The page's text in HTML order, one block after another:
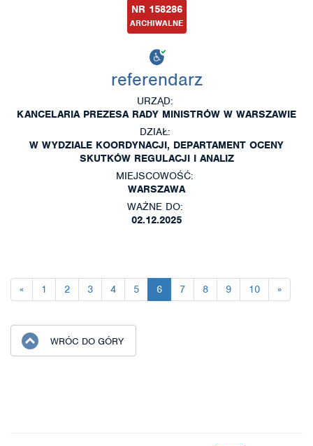
NR 158286
ARCHIWALNE
referendarz
URZĄD:
KANCELARIA PREZESA RADY MINISTRÓW W WARSZAWIE
DZIAŁ:
W WYDZIALE KOORDYNACJI, DEPARTAMENT OCENY
SKUTKÓW REGULACJI I ANALIZ
MIEJSCOWOŚĆ:
WARSZAWA
WAŻNE DO:
02.12.2025
« 1 2 3 4 5 6 7 8 9 10 »
WRÓC DO GÓRY